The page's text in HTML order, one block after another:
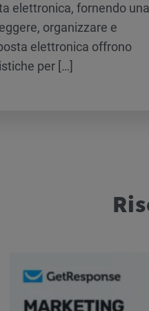
elettronica, fornendo una
organizzare e
elettronica offrono
per […]